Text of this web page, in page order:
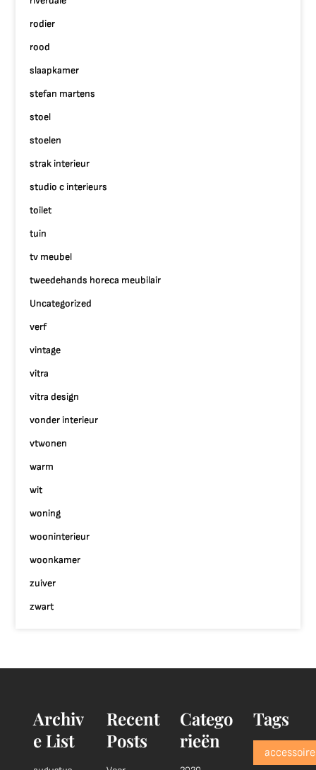
rodier
rood
slaapkamer
stefan martens
stoel
stoelen
strak interieur
studio c interieurs
toilet
tuin
tv meubel
tweedehands horeca meubilair
Uncategorized
verf
vintage
vitra
vitra design
vonder interieur
vtwonen
warm
wit
woning
wooninterieur
woonkamer
zuiver
zwart
Archiv
e List
Recent
Posts
Catego
rieën
Tags